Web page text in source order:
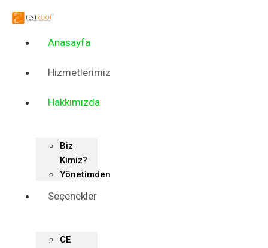
Anasayfa
Hizmetlerimiz
Hakkımızda
Biz
Kimiz?
Yönetimden
Seçenekler
CE